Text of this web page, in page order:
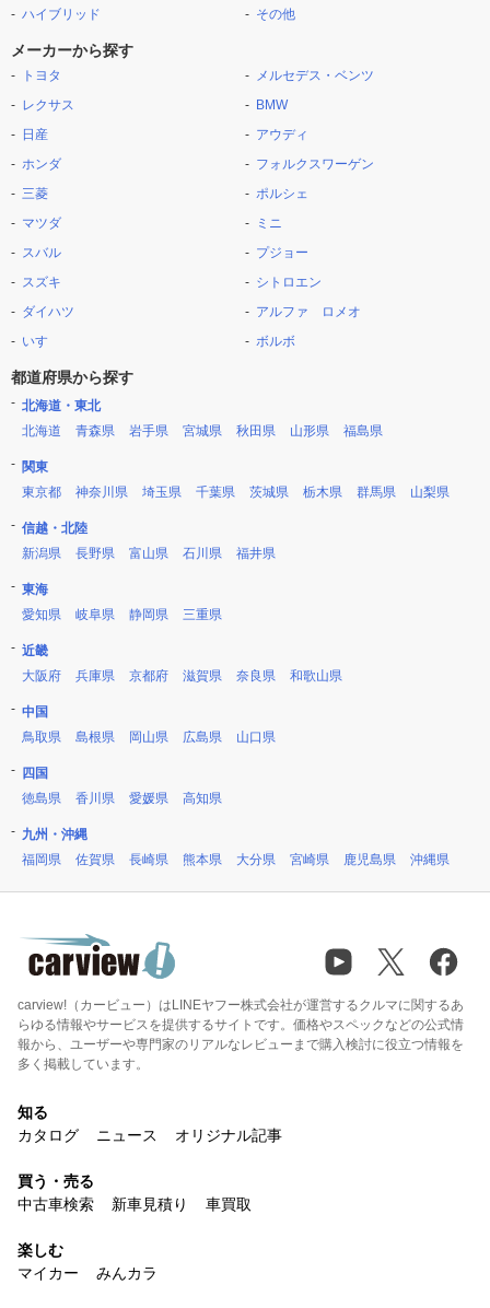
ハイブリッド
その他
メーカーから探す
トヨタ
レクサス
日産
ホンダ
三菱
マツダ
スバル
スズキ
ダイハツ
いすゞ
メルセデス・ベンツ
BMW
アウディ
フォルクスワーゲン
ポルシェ
ミニ
プジョー
シトロエン
アルファ ロメオ
ボルボ
都道府県から探す
北海道・東北
北海道
青森県 岩手県 宮城県 秋田県 山形県 福島県
関東
東京都
神奈川県 埼玉県 千葉県 茨城県 栃木県 群馬県 山梨県
信越・北陸
新潟県
長野県 富山県 石川県 福井県
東海
愛知県
岐阜県 静岡県 三重県
近畿
大阪府
兵庫県 京都府 滋賀県 奈良県 和歌山県
中国
鳥取県
島根県 岡山県 広島県 山口県
四国
徳島県
香川県 愛媛県 高知県
九州・沖縄
福岡県
佐賀県 長崎県 熊本県 大分県 宮崎県 鹿児島県 沖縄県
carview!（カービュー）はLINEヤフー株式会社が運営するクルマに関するあ
らゆる情報やサービスを提供するサイトです。価格やスペックなどの公式情
報から、ユーザーや専門家のリアルなレビューまで購入検討に役立つ情報を
多く掲載しています。
知る
カタログ
ニュース オリジナル記事
買う・売る
中古車検索
新車見積り 車買取
楽しむ
マイカー
みんカラ